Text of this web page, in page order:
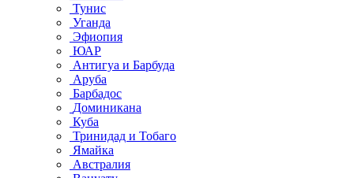
Тунис
Уганда
Эфиопия
ЮАР
Антигуа и Барбуда
Аруба
Барбадос
Доминикана
Куба
Тринидад и Тобаго
Ямайка
Австралия